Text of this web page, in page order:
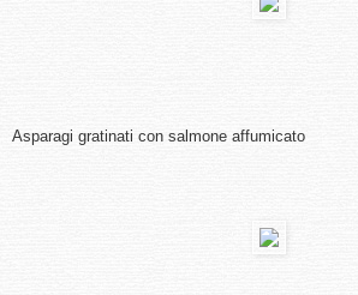
Asparagi gratinati con salmone affumicato